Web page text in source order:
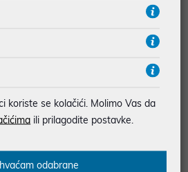
do 36 mj. već od1,25 €
Pošalji upit
koriste se kolačići. Molimo Vas da
ili prilagodite postavke.
odabrane